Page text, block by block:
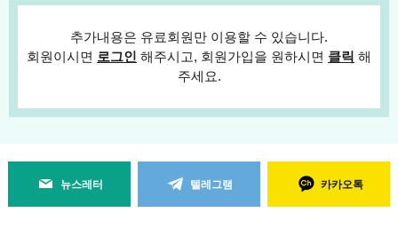
추가내용은 유료회원만 이용할 수 있습니다.
회원이시면 로그인 해주시고, 회원가입을 원하시면 클릭 해
주세요.
뉴스레터 텔레그램 카카오톡